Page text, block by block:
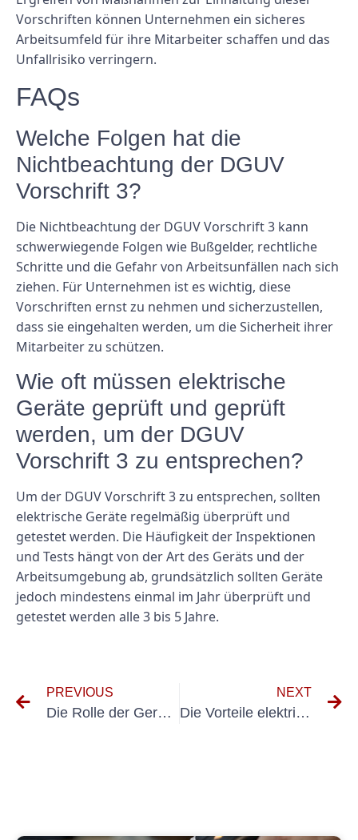
Vorschriften können Unternehmen ein sicheres
Arbeitsumfeld für ihre Mitarbeiter schaffen und das
Unfallrisiko verringern.
FAQs
Welche Folgen hat die
Nichtbeachtung der DGUV
Vorschrift 3?
Die Nichtbeachtung der DGUV Vorschrift 3 kann
schwerwiegende Folgen wie Bußgelder, rechtliche
Schritte und die Gefahr von Arbeitsunfällen nach sich
ziehen. Für Unternehmen ist es wichtig, diese
Vorschriften ernst zu nehmen und sicherzustellen,
dass sie eingehalten werden, um die Sicherheit ihrer
Mitarbeiter zu schützen.
Wie oft müssen elektrische
Geräte geprüft und geprüft
werden, um der DGUV
Vorschrift 3 zu entsprechen?
Um der DGUV Vorschrift 3 zu entsprechen, sollten
elektrische Geräte regelmäßig überprüft und
getestet werden. Die Häufigkeit der Inspektionen
und Tests hängt von der Art des Geräts und der
Arbeitsumgebung ab, grundsätzlich sollten Geräte
jedoch mindestens einmal im Jahr überprüft und
getestet werden alle 3 bis 5 Jahre.
PREVIOUS
Die Rolle der Geräteprüfung 0701 bei der Gewährleistung der Arbeitssicherheit
NEXT
Die Vorteile elektrischer Inspektionen für Festinstallationen verstehen